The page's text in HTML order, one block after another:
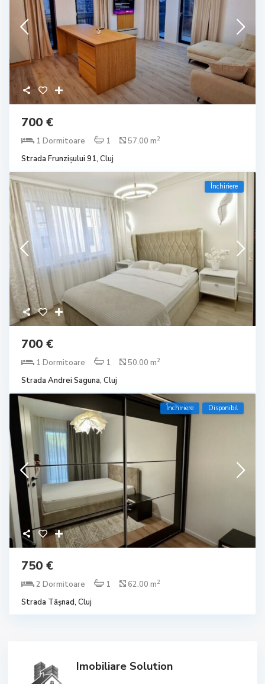
700 €
1 Dormitoare 1 57.00 m2
Strada Frunzișului 91, Cluj
Închiriere
700 €
1 Dormitoare 1 50.00 m2
Strada Andrei Saguna, Cluj
Închiriere Disponibil
750 €
2 Dormitoare 1 62.00 m2
Strada Tășnad, Cluj
Imobiliare Solution